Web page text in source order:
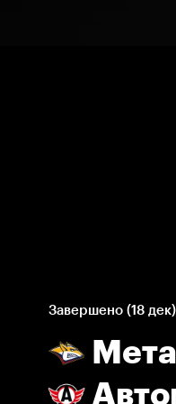
Завершено (18 дек)